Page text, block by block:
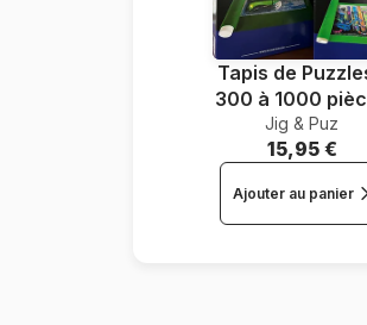
Tapis de
300 à 1000
Jig & Puz
15,95 €
Ajouter au panier